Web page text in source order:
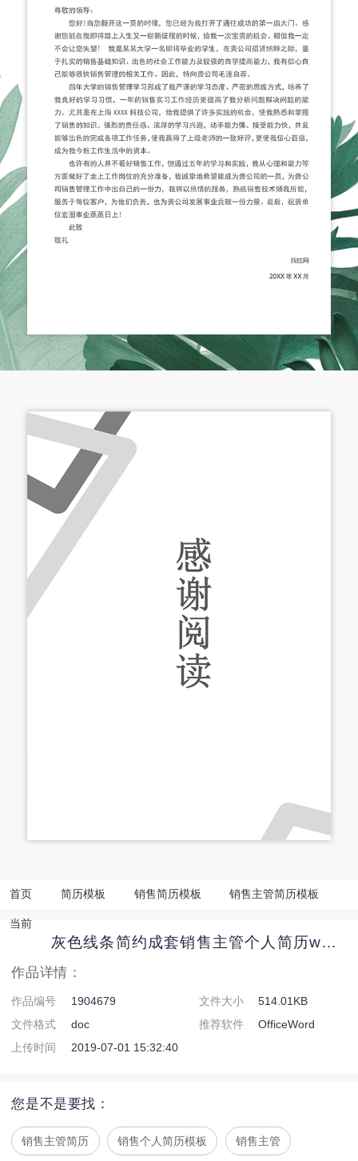
首页 简历模板 销售简历模板 销售主管简历模板
当前
灰色线条简约成套销售主管个人简历word模板
作品详情：
作品编号 1904679 文件大小
514.01KB
文件格式
doc 推荐软件
OfficeWord
上传时间
2019-07-01 15:32:40
您是不是要找：
销售主管简历 销售个人简历模板 销售主管